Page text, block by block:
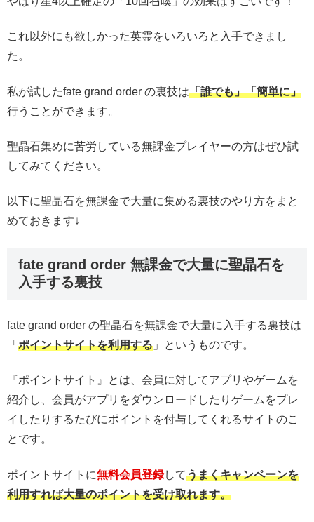
これ以外にも欲しかった英霊をいろいろと入手できまし
た。
私が試したfate grand order の裏技は「誰でも」「簡単に」
行うことができます。
聖晶石集めに苦労している無課金プレイヤーの方はぜひ試
してみてください。
以下に聖晶石を無課金で大量に集める裏技のやり方をまと
めておきます↓
fate grand order 無課金で大量に聖晶石を
入手する裏技
fate grand order の聖晶石を無課金で大量に入手する裏技は
「 ポイントサイトを利用する 」というものです。
『ポイントサイト』とは、会員に対してアプリやゲームを
紹介し、会員がアプリをダウンロードしたりゲームをプレ
イしたりするたびにポイントを付与してくれるサイトのこ
とです。
ポイントサイトに無料会員登録してうまくキャンペーンを
利用すれば大量のポイントを受け取れます。